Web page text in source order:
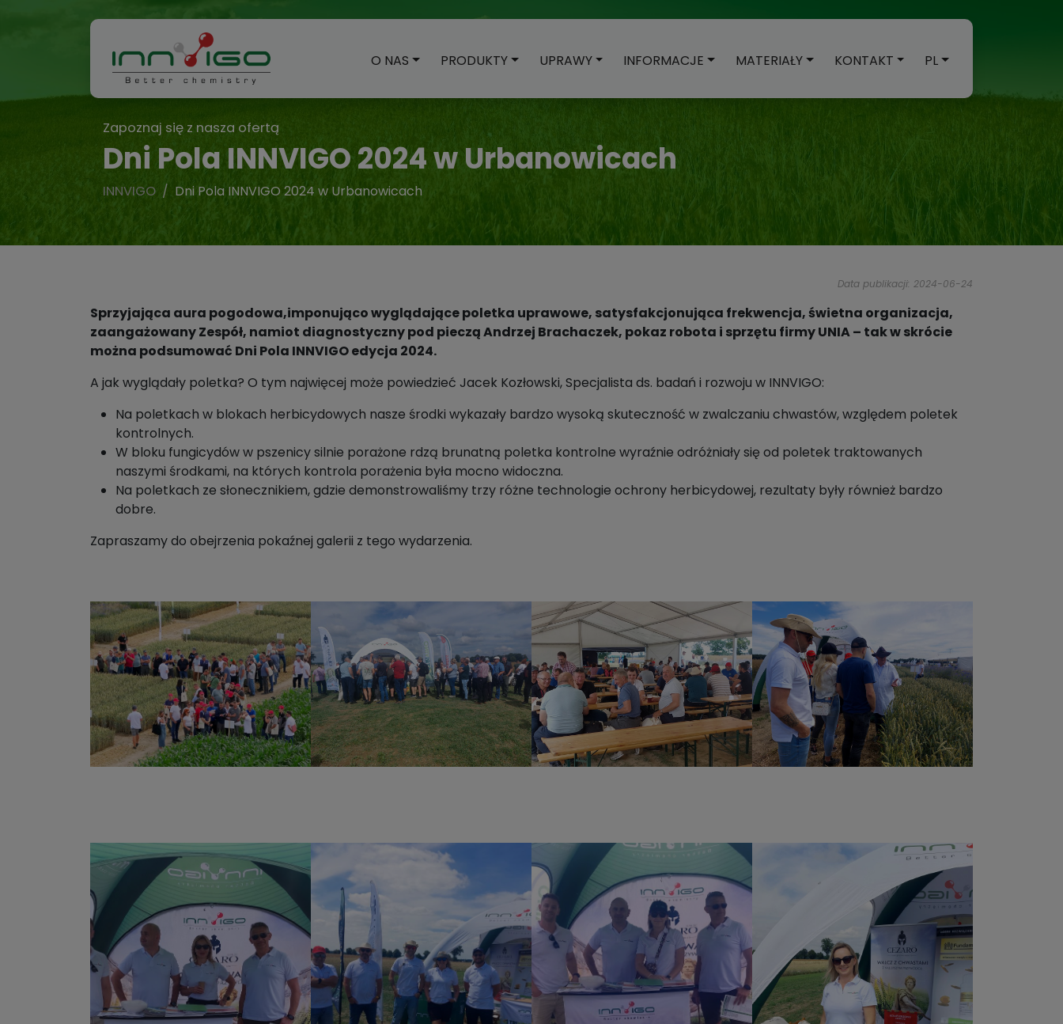
O NAS PRODUKTY UPRAWY INFORMACJE MATERIAŁY KONTAKT PL
Zapoznaj się z nasza ofertą
Dni Pola INNVIGO 2024 w Urbanowicach
INNVIGO Dni Pola INNVIGO 2024 w Urbanowicach
Data publikacji: 2024-06-24
Sprzyjająca aura pogodowa,imponująco wyglądające poletka uprawowe, satysfakcjonująca frekwencja, świetna organizacja,
zaangażowany Zespół, namiot diagnostyczny pod pieczą Andrzej Brachaczek, pokaz robota i sprzętu firmy UNIA – tak w skrócie
można podsumować Dni Pola INNVIGO edycja 2024.
A jak wyglądały poletka? O tym najwięcej może powiedzieć Jacek Kozłowski, Specjalista ds. badań i rozwoju w INNVIGO:
Na poletkach w blokach herbicydowych nasze środki wykazały bardzo wysoką skuteczność w zwalczaniu chwastów, względem poletek
kontrolnych.
W bloku fungicydów w pszenicy silnie porażone rdzą brunatną poletka kontrolne wyraźnie odróżniały się od poletek traktowanych
naszymi środkami, na których kontrola porażenia była mocno widoczna.
Na poletkach ze słonecznikiem, gdzie demonstrowaliśmy trzy różne technologie ochrony herbicydowej, rezultaty były również bardzo
dobre.
Zapraszamy do obejrzenia pokaźnej galerii z tego wydarzenia.